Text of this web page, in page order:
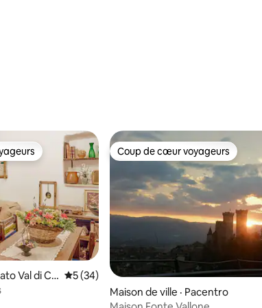
parmi les plus aimés
Val di Co Note moyenne de 5 sur 5, 34
5 (34)
Coup de cœur voyageurs
Coup de cœur voyageurs
Maison de ville · Pacentro